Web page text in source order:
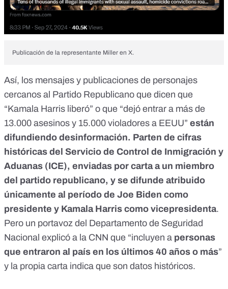
Publicación de la representante Miller en X.
Así, los mensajes y publicaciones de personajes
cercanos al Partido Republicano que dicen que
“Kamala Harris liberó” o que “dejó entrar a más de
13.000 asesinos y 15.000 violadores a EEUU” están
difundiendo desinformación. Parten de cifras
históricas del Servicio de Control de Inmigración y
Aduanas (ICE), enviadas por carta a un miembro
del partido republicano, y se difunde atribuido
únicamente al período de Joe Biden como
presidente y Kamala Harris como vicepresidenta.
Pero un portavoz del Departamento de Seguridad
Nacional explicó a la CNN que “incluyen a personas
que entraron al país en los últimos 40 años o más”
y la propia carta indica que son datos históricos.